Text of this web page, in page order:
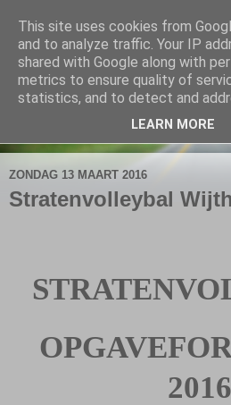
De Elshofbode
Nieuws uit Wijthmen, Herfte en
ZONDAG 13 MAART 2016
Stratenvolleybal
2016
This site uses cookies from
and to analyze traffic. Your IP
shared with Google along with
metrics to ensure quality of
statistics, and to detect and
LEARN MORE